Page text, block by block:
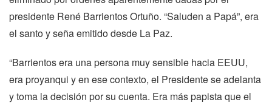
presidente René Barrientos Ortuño. “Saluden a Papá”, era
el santo y seña emitido desde La Paz.
“Barrientos era una persona muy sensible hacia EEUU,
era proyanqui y en ese contexto, el Presidente se adelanta
y toma la decisión por su cuenta. Era más papista que el